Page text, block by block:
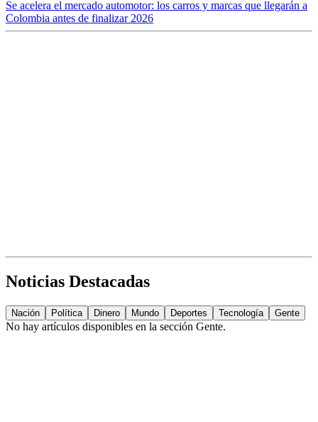
Se acelera el mercado automotor: los carros y marcas que llegarán a
Colombia antes de finalizar 2026
Noticias Destacadas
Nación Política Dinero Mundo Deportes Tecnología Gente
No hay artículos disponibles en la sección Gente.